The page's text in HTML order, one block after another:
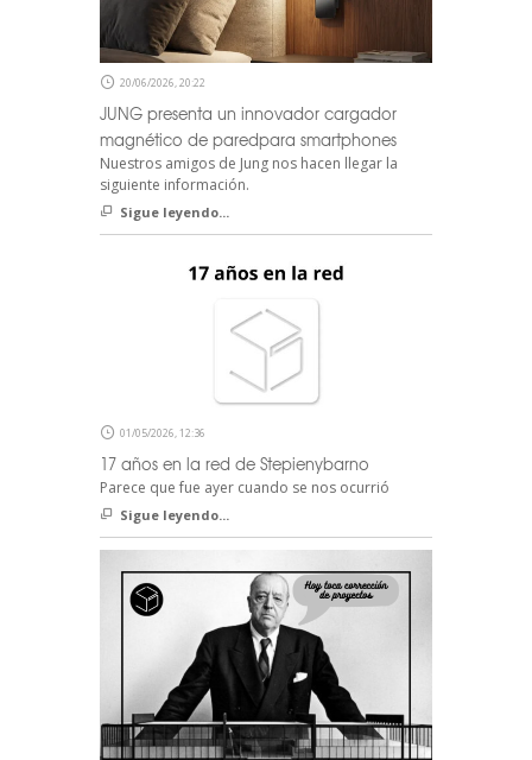
20/06/2026, 20:22
JUNG presenta un innovador cargador
magnético de paredpara smartphones
Nuestros amigos de Jung nos hacen llegar la
siguiente información.
Sigue leyendo...
01/05/2026, 12:36
17 años en la red de Stepienybarno
Parece que fue ayer cuando se nos ocurrió
Sigue leyendo...